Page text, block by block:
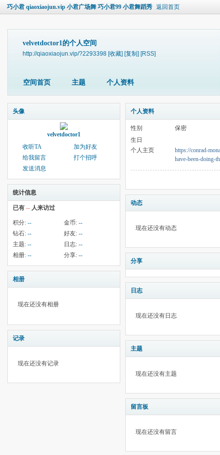
巧小君 qiaoxiaojun.vip 小君广场舞 巧小君99 小君舞蹈秀 返回首页
velvetdoctor1的个人空间
http://qiaoxiaojun.vip/?2293398 [收藏] [复制] [RSS]
空间首页 主题 个人资料
头像
velvetdoctor1
收听TA
加为好友
给我留言
打个招呼
发送消息
统计信息
已有 -- 人来访过
积分: -- 金币: --
钻石: -- 好友: --
主题: -- 日志: --
相册: -- 分享: --
相册
现在还没有相册
记录
现在还没有记录
个人资料
性别
保密
生日
个人主页
https://conrad-
have-been-doing-
动态
现在还没有动态
分享
日志
现在还没有日志
主题
现在还没有主题
留言板
现在还没有留言